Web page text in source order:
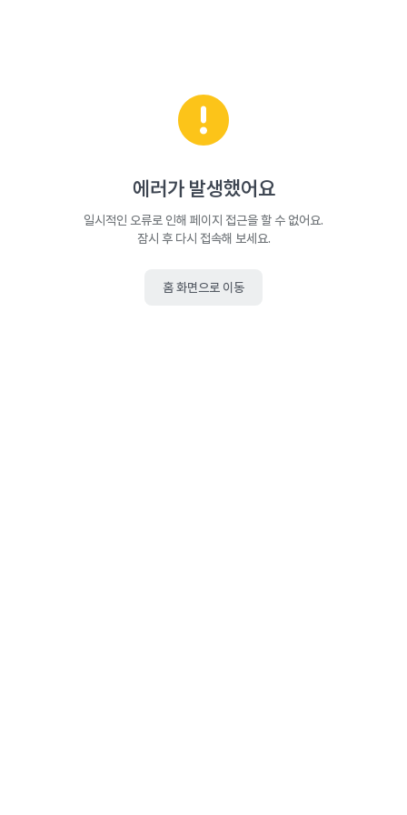
에러가 발생했어요
일시적인 오류로 인해 페이지 접근을 할 수 없어요.
잠시 후 다시 접속해 보세요.
홈 화면으로 이동